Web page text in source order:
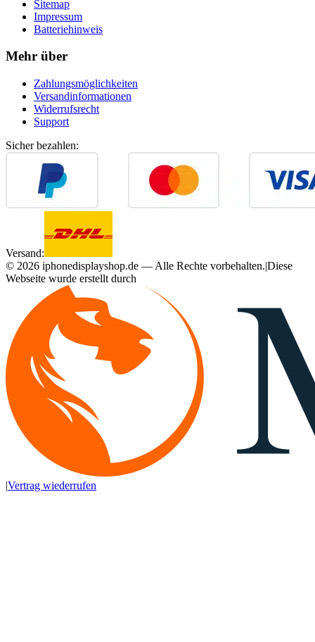
Sitemap
Impressum
Batteriehinweis
Mehr über
Zahlungsmöglichkeiten
Versandinformationen
Widerrufsrecht
Support
Sicher bezahlen:
Versand:
© 2026 iphonedisplayshop.de — Alle Rechte vorbehalten.|Diese
Webseite wurde erstellt durch
|Vertrag wiederrufen